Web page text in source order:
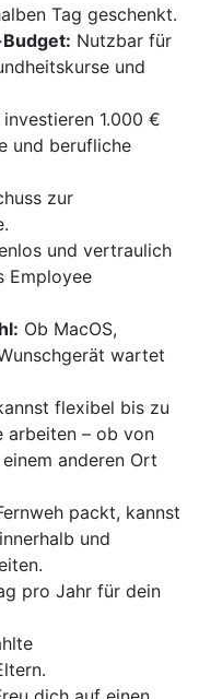
Tag geschenkt.
Nutzbar für
und
investieren 1.000 €
und berufliche
zur
und vertraulich
Employee
Ob MacOS,
wartet
flexibel bis zu
arbeiten – ob von
anderen Ort
packt, kannst
und
pro Jahr für dein